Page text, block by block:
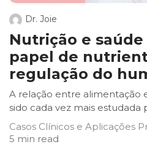
Dr. Joie
Nutrição e
papel de
regulação do
A relação entre alimentação
sido cada vez mais estudada
Casos Clínicos e Aplicações
5 min read